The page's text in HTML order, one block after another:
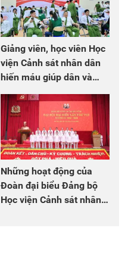
Giảng viên, học viên Học
viện Cảnh sát nhân dân
hiến máu giúp dân và
đồng đội
Những hoạt động của
Đoàn đại biểu Đảng bộ
Học viện Cảnh sát nhân